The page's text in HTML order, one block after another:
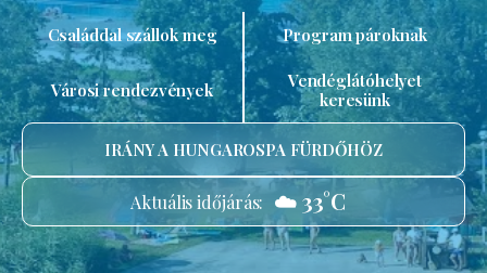
Családdal szállok meg Program pároknak
Városi rendezvények
Vendéglátóhelyet
keresünk
IRÁNY A HUNGAROSPA FÜRDŐHÖZ
Aktuális időjárás: ☁️ 33°C